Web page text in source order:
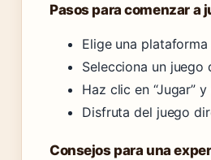
Pasos para comenzar a
Elige una
Selecciona un
Haz clic en “Jugar”
Disfruta del juego
Consejos para una